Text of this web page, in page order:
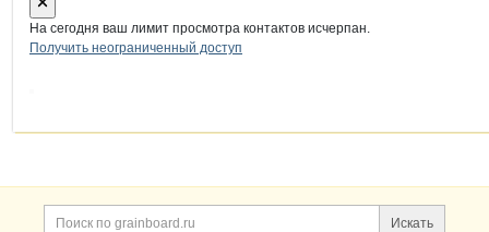
На сегодня ваш лимит просмотра контактов исчерпан.
Получить неограниченный доступ
Дополнительная информация
Поиск по сайту и
Искать